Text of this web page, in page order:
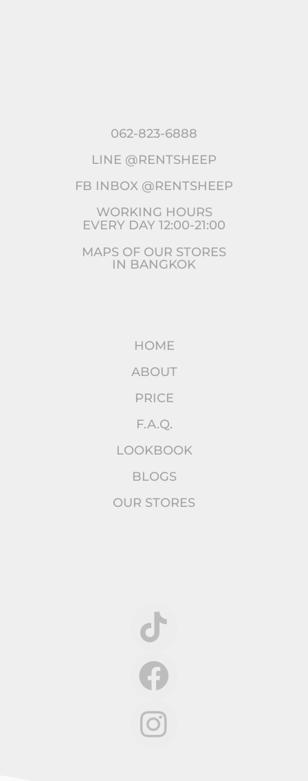
062-823-6888
LINE @RENTSHEEP
FB INBOX @RENTSHEEP
WORKING HOURS
EVERY DAY 12:00-21:00
MAPS OF OUR STORES
IN BANGKOK
HOME
ABOUT
PRICE
F.A.Q.
LOOKBOOK
BLOGS
OUR STORES